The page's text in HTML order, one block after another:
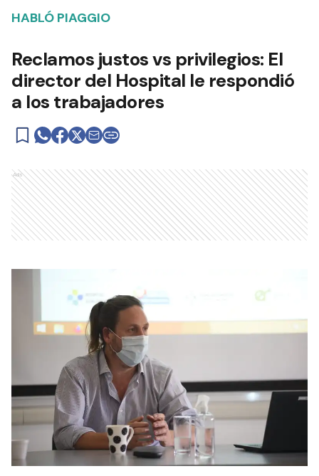
HABLÓ PIAGGIO
Reclamos justos vs privilegios: El
director del Hospital le respondió
a los trabajadores
Ads